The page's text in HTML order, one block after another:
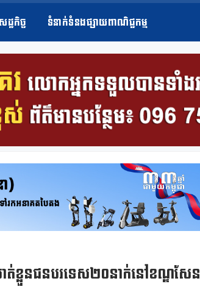
ដ្ឋកិច្ច ទំនាក់ទំនងផ្សាយពាណិជ្ជកម្ម
ឃាត់ខ្លួនជនបរទេស២០នាក់នៅខណ្ឌសែន